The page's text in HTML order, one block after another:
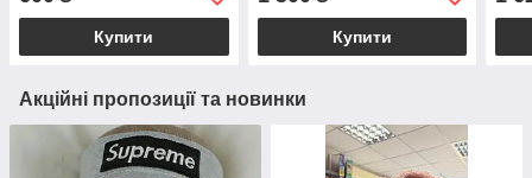
Купити Купити
Акційні пропозиції та новинки